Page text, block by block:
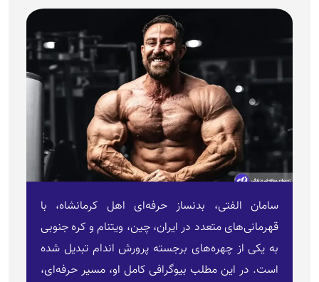
سامان الفتی، بدنساز حرفه‌ای اهل کرمانشاه، با
قهرمانی‌های متعدد در ایران، چین، ویتنام و کره جنوبی
به یکی از چهره‌های برجسته پرورش اندام تبدیل شده
است. در این مطلب بیوگرافی کامل او، مسیر حرفه‌ای،